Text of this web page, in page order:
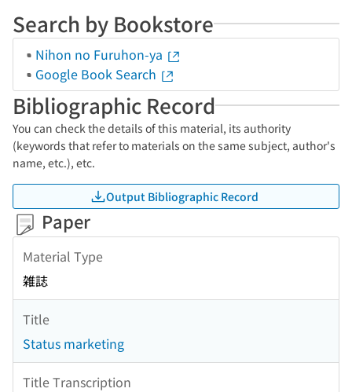
Search by Bookstore
Nihon no Furuhon-ya
Google Book Search
Bibliographic Record
You can check the details of this material, its authority
(keywords that refer to materials on the same subject, author's
name, etc.), etc.
Output Bibliographic Record
Paper
Material Type
雑誌
Title
Status marketing
Title Transcription